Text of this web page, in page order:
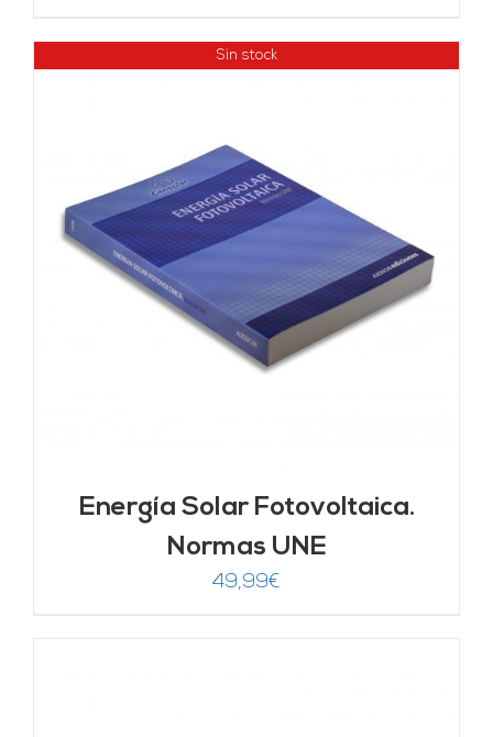
Sin stock
Energía Solar Fotovoltaica.
Normas UNE
49,99€